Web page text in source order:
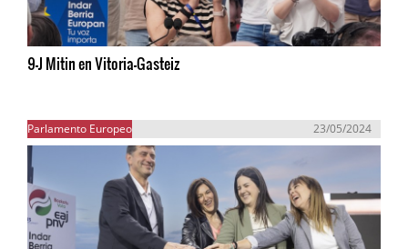
9-J Mitin en Vitoria-Gasteiz
Parlamento Europeo 23/05/2024